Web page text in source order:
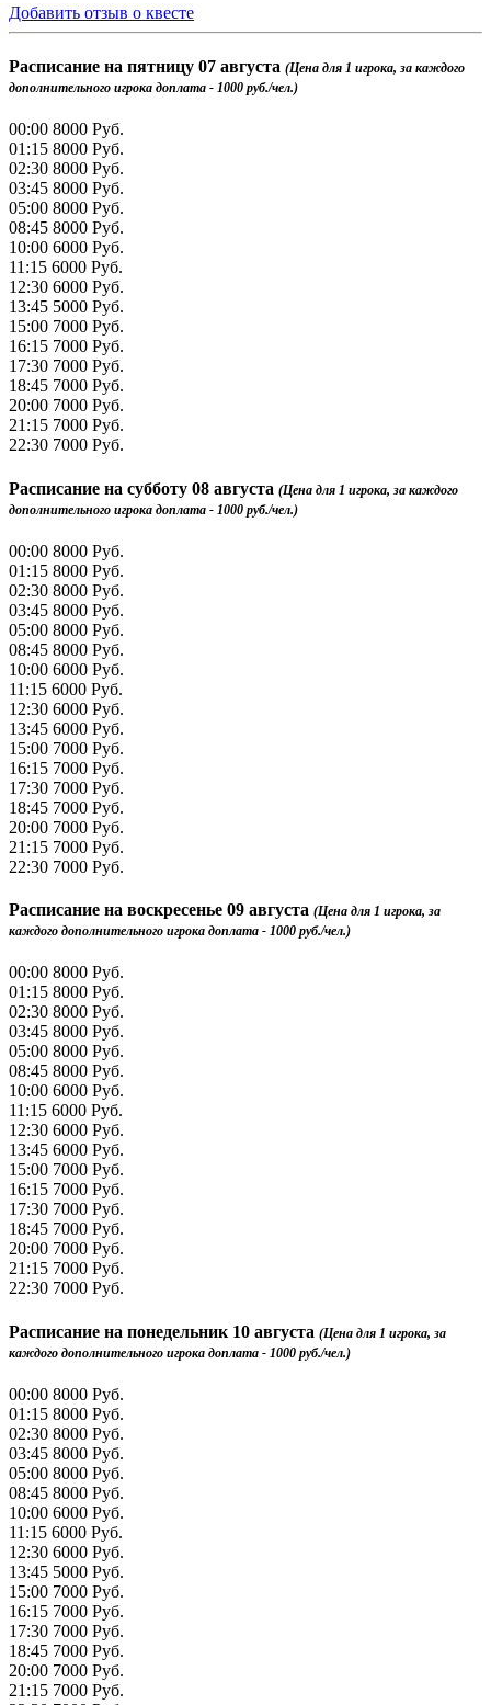
Добавить отзыв о квесте
Расписание на пятницу 07 августа (Цена для 1 игрока, за каждого
дополнительного игрока доплата - 1000 руб./чел.)
00:00 8000 Руб.
01:15 8000 Руб.
02:30 8000 Руб.
03:45 8000 Руб.
05:00 8000 Руб.
08:45 8000 Руб.
10:00 6000 Руб.
11:15 6000 Руб.
12:30 6000 Руб.
13:45 5000 Руб.
15:00 7000 Руб.
16:15 7000 Руб.
17:30 7000 Руб.
18:45 7000 Руб.
20:00 7000 Руб.
21:15 7000 Руб.
22:30 7000 Руб.
Расписание на субботу 08 августа (Цена для 1 игрока, за каждого
дополнительного игрока доплата - 1000 руб./чел.)
00:00 8000 Руб.
01:15 8000 Руб.
02:30 8000 Руб.
03:45 8000 Руб.
05:00 8000 Руб.
08:45 8000 Руб.
10:00 6000 Руб.
11:15 6000 Руб.
12:30 6000 Руб.
13:45 6000 Руб.
15:00 7000 Руб.
16:15 7000 Руб.
17:30 7000 Руб.
18:45 7000 Руб.
20:00 7000 Руб.
21:15 7000 Руб.
22:30 7000 Руб.
Расписание на воскресенье 09 августа (Цена для 1 игрока, за
каждого дополнительного игрока доплата - 1000 руб./чел.)
00:00 8000 Руб.
01:15 8000 Руб.
02:30 8000 Руб.
03:45 8000 Руб.
05:00 8000 Руб.
08:45 8000 Руб.
10:00 6000 Руб.
11:15 6000 Руб.
12:30 6000 Руб.
13:45 6000 Руб.
15:00 7000 Руб.
16:15 7000 Руб.
17:30 7000 Руб.
18:45 7000 Руб.
20:00 7000 Руб.
21:15 7000 Руб.
22:30 7000 Руб.
Расписание на понедельник 10 августа (Цена для 1 игрока, за
каждого дополнительного игрока доплата - 1000 руб./чел.)
00:00 8000 Руб.
01:15 8000 Руб.
02:30 8000 Руб.
03:45 8000 Руб.
05:00 8000 Руб.
08:45 8000 Руб.
10:00 6000 Руб.
11:15 6000 Руб.
12:30 6000 Руб.
13:45 5000 Руб.
15:00 7000 Руб.
16:15 7000 Руб.
17:30 7000 Руб.
18:45 7000 Руб.
20:00 7000 Руб.
21:15 7000 Руб.